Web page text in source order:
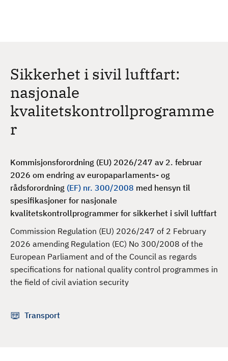
Sikkerhet i sivil luftfart:
nasjonale
kvalitetskontrollprogramme
r
Kommisjonsforordning (EU) 2026/247 av 2. februar
2026 om endring av europaparlaments- og
rådsforordning (EF) nr. 300/2008 med hensyn til
spesifikasjoner for nasjonale
kvalitetskontrollprogrammer for sikkerhet i sivil luftfart
Commission Regulation (EU) 2026/247 of 2 February
2026 amending Regulation (EC) No 300/2008 of the
European Parliament and of the Council as regards
specifications for national quality control programmes in
the field of civil aviation security
Transport